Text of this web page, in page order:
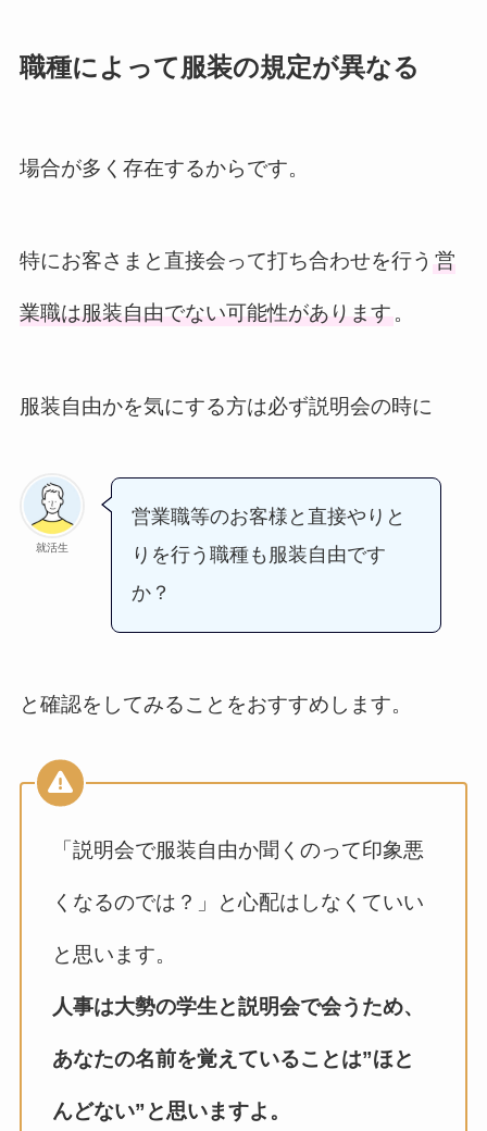
職種によって服装の規定が異なる
場合が多く存在するからです。
特にお客さまと直接会って打ち合わせを行う 営
業職は服装自由でない可能性があります 。
服装自由かを気にする方は必ず説明会の時に
就活生
営業職等のお客様と直接やりと
りを行う職種も服装自由です
か？
と確認をしてみることをおすすめします。
「説明会で服装自由か聞くのって印象悪
くなるのでは？」と心配はしなくていい
と思います。
人事は大勢の学生と説明会で会うため、
あなたの名前を覚えていることは”ほと
んどない”と思いますよ。